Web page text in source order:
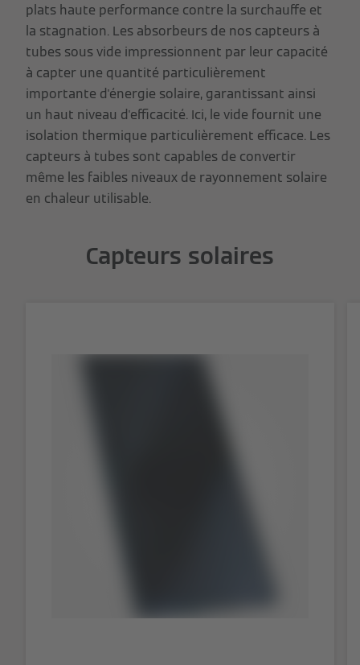
plats haute performance contre la surchauffe et
la stagnation. Les absorbeurs de nos capteurs à
tubes sous vide impressionnent par leur capacité
à capter une quantité particulièrement
importante d'énergie solaire, garantissant ainsi
un haut niveau d'efficacité. Ici, le vide fournit une
isolation thermique particulièrement efficace. Les
capteurs à tubes sont capables de convertir
même les faibles niveaux de rayonnement solaire
en chaleur utilisable.
Capteurs solaires